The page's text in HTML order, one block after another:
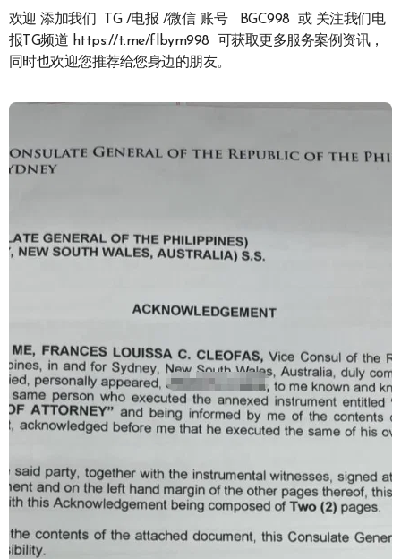
欢迎 添加我们 TG /电报 /微信 账号 BGC998 或 关注我们电
报TG频道 https://t.me/flbym998 可获取更多服务案例资讯，
同时也欢迎您推荐给您身边的朋友。